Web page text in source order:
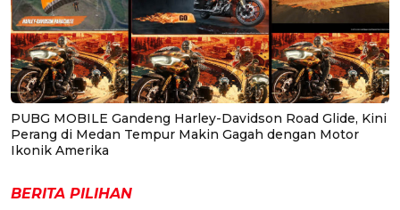
PUBG MOBILE Gandeng Harley-Davidson Road Glide, Kini
Perang di Medan Tempur Makin Gagah dengan Motor
Ikonik Amerika
BERITA PILIHAN